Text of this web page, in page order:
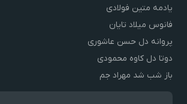
یادمه متین فولادی
فانوس میلاد تایان
پروانه دل حسن عاشوری
دوتا دل کاوه محمودی
باز شب شد مهراد جم